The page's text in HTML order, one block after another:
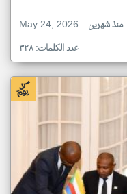
May 24, 2026
منذ شهرين
عدد الكلمات: ٣٢٨